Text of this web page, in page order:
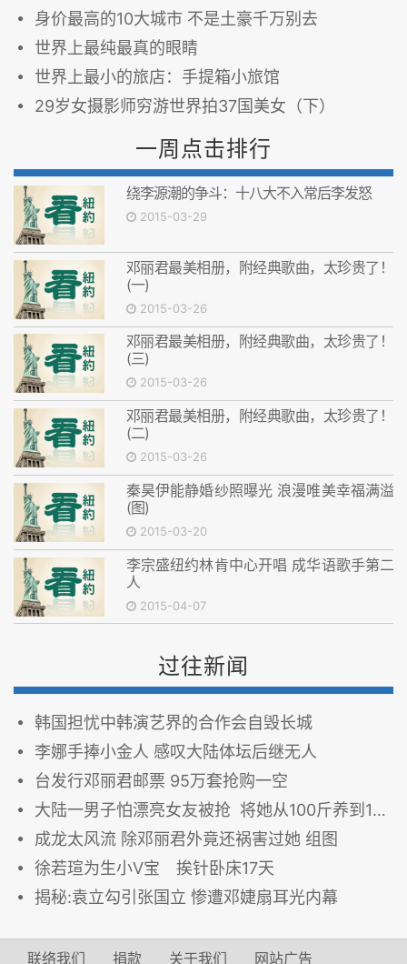
身价最高的10大城市 不是土豪千万别去
世界上最纯最真的眼睛
世界上最小的旅店：手提箱小旅馆
29岁女摄影师穷游世界拍37国美女（下）
一周点击排行
绕李源潮的争斗：十八大不入常后李发怒
2015-03-29
邓丽君最美相册，附经典歌曲，太珍贵了！
(一)
2015-03-26
邓丽君最美相册，附经典歌曲，太珍贵了！
(三)
2015-03-26
邓丽君最美相册，附经典歌曲，太珍贵了！
(二)
2015-03-26
秦昊伊能静婚纱照曝光 浪漫唯美幸福满溢
(图)
2015-03-20
李宗盛纽约林肯中心开唱 成华语歌手第二
人
2015-04-07
过往新闻
韩国担忧中韩演艺界的合作会自毁长城
李娜手捧小金人 感叹大陆体坛后继无人
台发行邓丽君邮票 95万套抢购一空
大陆一男子怕漂亮女友被抢 将她从100斤养到180斤 组图
成龙太风流 除邓丽君外竟还祸害过她 组图
徐若瑄为生小V宝 挨针卧床17天
揭秘:袁立勾引张国立 惨遭邓婕扇耳光内幕
联络我们 捐款 关于我们 网站广告